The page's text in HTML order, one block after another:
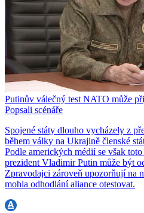
Putinův válečný test NATO může
Popsali scénáře
Spojené státy dlouho vycházely z
během války na Ukrajině členské
Podle amerických médií se však
prezident Vladimir Putin může být
Zpravodajci zároveň upozorňují na
mohla odhodlání aliance otestovat.